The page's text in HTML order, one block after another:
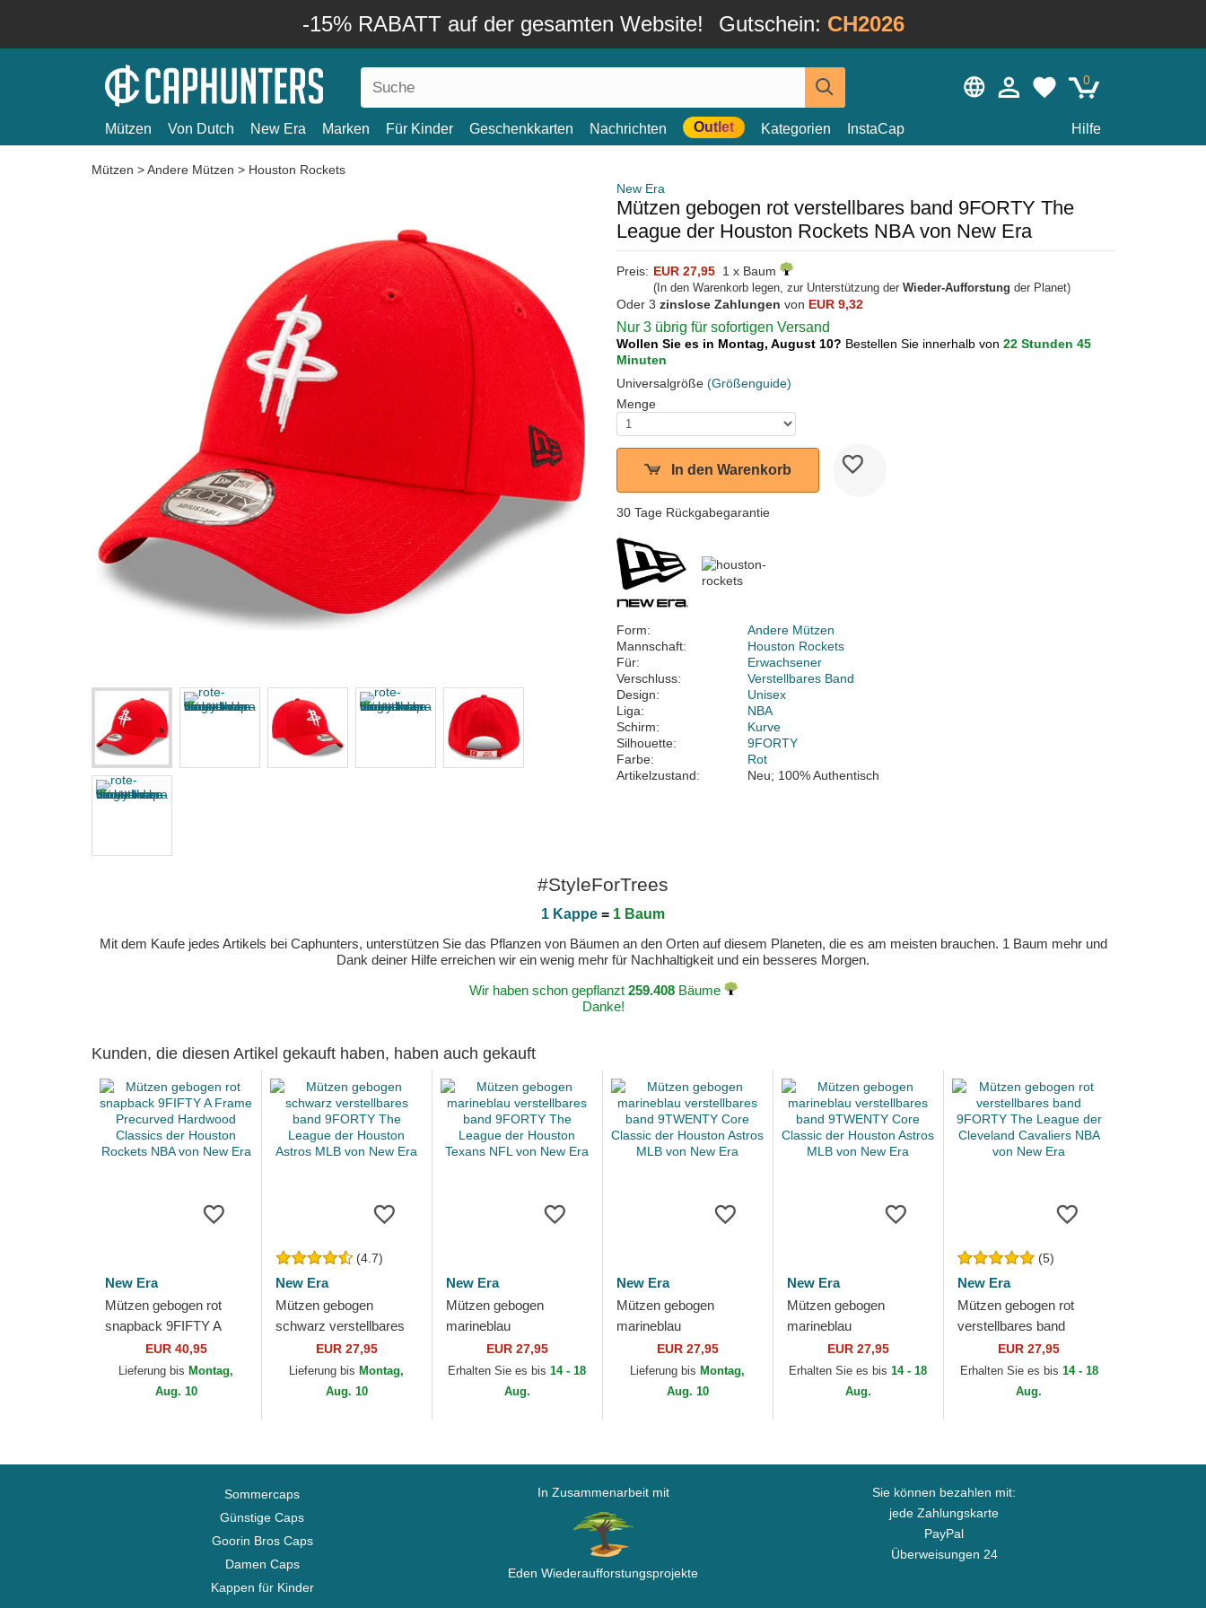
-15% RABATT auf der gesamten Website! Gutschein: CH2026
0
Mützen Von Dutch New Era Marken Für Kinder Geschenkkarten Nachrichten Outlet Kategorien InstaCap Hilfe
Mützen >Andere Mützen > Houston Rockets
New Era
Mützen gebogen rot verstellbares band 9FORTY The
League der Houston Rockets NBA von New Era
Preis: EUR 27,95 1 x Baum
(In den Warenkorb legen, zur Unterstützung der Wieder-Aufforstung der Planet)
Oder 3 zinslose Zahlungen von EUR 9,32
Nur 3 übrig für sofortigen Versand
Wollen Sie es in Montag, August 10? Bestellen Sie innerhalb von 22 Stunden 45
Minuten
Universalgröße (Größenguide)
Menge
In den Warenkorb
30 Tage Rückgabegarantie
Form:
Andere Mützen
Mannschaft:
Houston Rockets
Für:
Erwachsener
Verschluss:
Verstellbares Band
Design:
Unisex
Liga:
NBA
Schirm:
Kurve
Silhouette:
9FORTY
Farbe:
Rot
Artikelzustand:
Neu; 100% Authentisch
#StyleForTrees
1 Kappe = 1 Baum
Mit dem Kaufe jedes Artikels bei Caphunters, unterstützen Sie das Pflanzen von Bäumen an den Orten auf diesem Planeten, die es am meisten brauchen. 1 Baum mehr und
Dank deiner Hilfe erreichen wir ein wenig mehr für Nachhaltigkeit und ein besseres Morgen.
Wir haben schon gepflanzt 259.408Bäume
Danke!
Kunden, die diesen Artikel gekauft haben, haben auch gekauft
New Era
Mützen gebogen rot
snapback 9FIFTY A
Frame Precurved
Hardwood Classics der
Houston Rockets
EUR 40,95
Lieferung bis Montag,
Aug. 10
(4.7)
New Era
Mützen gebogen
schwarz verstellbares
band 9FORTY The
League der Houston
Astros MLB von New
EUR 27,95
Lieferung bis Montag,
Aug. 10
New Era
Mützen gebogen
marineblau
verstellbares band
9FORTY The League
der Houston Texans
EUR 27,95
Erhalten Sie es bis14 - 18
Aug.
New Era
Mützen gebogen
marineblau
verstellbares band
9TWENTY Core
Classic der Houston
EUR 27,95
Lieferung bis Montag,
Aug. 10
New Era
Mützen gebogen
marineblau
verstellbares band
9TWENTY Core
Classic der Houston
EUR 27,95
Erhalten Sie es bis14 - 18
Aug.
(5)
New Era
Mützen gebogen rot
verstellbares band
9FORTY The League
der Cleveland Cavaliers
NBA von New Era
EUR 27,95
Erhalten Sie es bis 14 - 18
Aug.
Sommercaps
Günstige Caps
Goorin Bros Caps
Damen Caps
Kappen für Kinder
In Zusammenarbeit mit
Eden Wiederaufforstungsprojekte
Sie können bezahlen mit:
jede Zahlungskarte
PayPal
Überweisungen 24